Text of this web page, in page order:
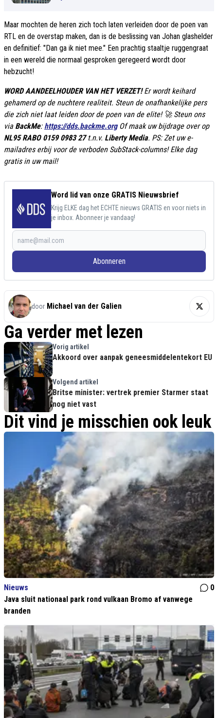
Maar mochten de heren zich toch laten verleiden door de poen van
RTL en de overstap maken, dan is de beslissing van Johan glashelder
en definitief: "Dan ga ik niet mee." Een prachtig staaltje ruggengraat
in een wereld die normaal gesproken geregeerd wordt door
hebzucht!
WORD AANDEELHOUDER VAN HET VERZET! Er wordt keihard
gehamerd op de nuchtere realiteit. Steun de onafhankelijke pers
die zich niet laat leiden door de poen van de elite! 🚀 Steun ons
via BackMe:https://dds.backme.orgOf maak uw bijdrage over op
NL95 RABO 0159 0983 27t.n.v. Liberty Media. PS: Zet uw e-
mailadres erbij voor de verboden SubStack-columns! Elke dag
gratis in uw mail!
Word lid van onze GRATIS Nieuwsbrief
Krijg ELKE dag het ECHTE nieuws GRATIS en voor niets in
je inbox. Abonneer je vandaag!
Abonneren
door Michael van der Galien
Ga verder met lezen
Vorig artikel
Akkoord over aanpak geneesmiddelentekort EU
Volgend artikel
Britse minister: vertrek premier Starmer staat
nog niet vast
Dit vind je misschien ook leuk
Nieuws
0
Java sluit nationaal park rond vulkaan Bromo af vanwege
branden